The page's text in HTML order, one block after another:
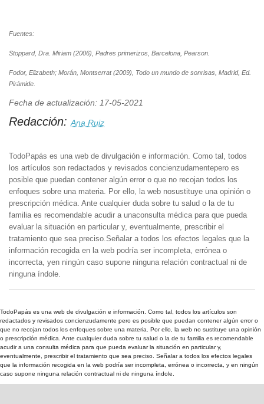
Fuentes:
Stoppard, Dra. Miriam (2006), Padres primerizos, Barcelona, Pearson.
Fodor, Elizabeth; Morán, Montserrat (2009), Todo un mundo de sonrisas, Madrid, Ed.
Pirámide.
Fecha de actualización: 17-05-2021
Redacción: Ana Ruiz
TodoPapás es una web de divulgación e información. Como tal, todos
los artículos son redactados y revisados concienzudamentepero es
posible que puedan contener algún error o que no recojan todos los
enfoques sobre una materia. Por ello, la web nosustituye una opinión o
prescripción médica. Ante cualquier duda sobre tu salud o la de tu
familia es recomendable acudir a unaconsulta médica para que pueda
evaluar la situación en particular y, eventualmente, prescribir el
tratamiento que sea preciso.Señalar a todos los efectos legales que la
información recogida en la web podría ser incompleta, errónea o
incorrecta, yen ningún caso supone ninguna relación contractual ni de
ninguna índole.
TodoPapás es una web de divulgación e información. Como tal, todos los artículos son
redactados y revisados concienzudamente pero es posible que puedan contener algún error o
que no recojan todos los enfoques sobre una materia. Por ello, la web no sustituye una opinión
o prescripción médica. Ante cualquier duda sobre tu salud o la de tu familia es recomendable
acudir a una consulta médica para que pueda evaluar la situación en particular y,
eventualmente, prescribir el tratamiento que sea preciso. Señalar a todos los efectos legales
que la información recogida en la web podría ser incompleta, errónea o incorrecta, y en ningún
caso supone ninguna relación contractual ni de ninguna índole.